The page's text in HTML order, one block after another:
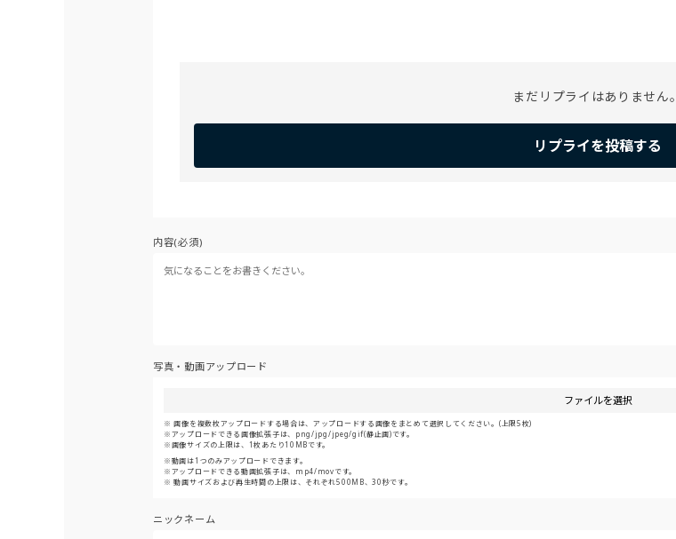
まだリプライはありません。
リプライを投稿する
内容(必須)
写真・動画アップロード
ファイルを選択
画像を複数枚アップロードする場合は、アップロードする画像をまとめて選択してください。(上限5枚)
アップロードできる画像拡張子は、png/jpg/jpeg/gif(静止画)です。
画像サイズの上限は、1枚あたり10MBです。
動画は1つのみアップロードできます。
アップロードできる動画拡張子は、mp4/movです。
動画サイズおよび再生時間の上限は、それぞれ500MB、30秒です。
ニックネーム